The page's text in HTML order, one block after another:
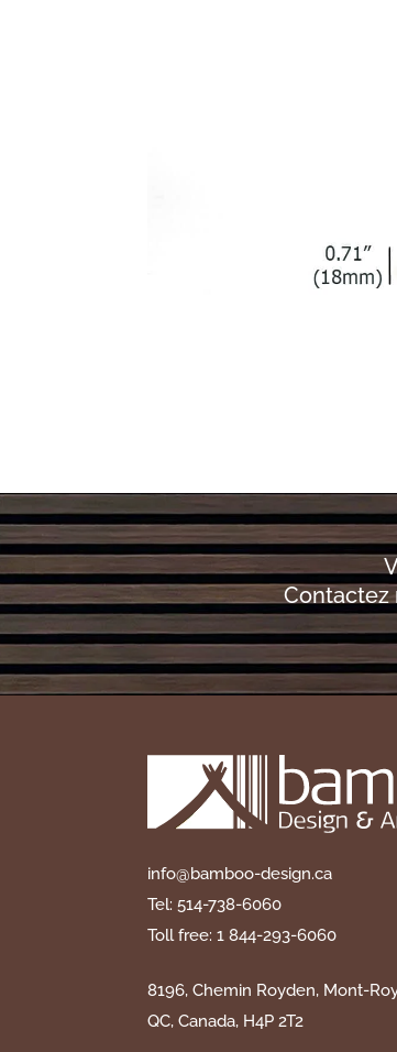
Contactez
info@bamboo-design.ca
Tel: 514-738-6060
Toll free: 1 844-293-6060
8196, Chemin Royden, Mont-
QC, Canada, H4P 2T2